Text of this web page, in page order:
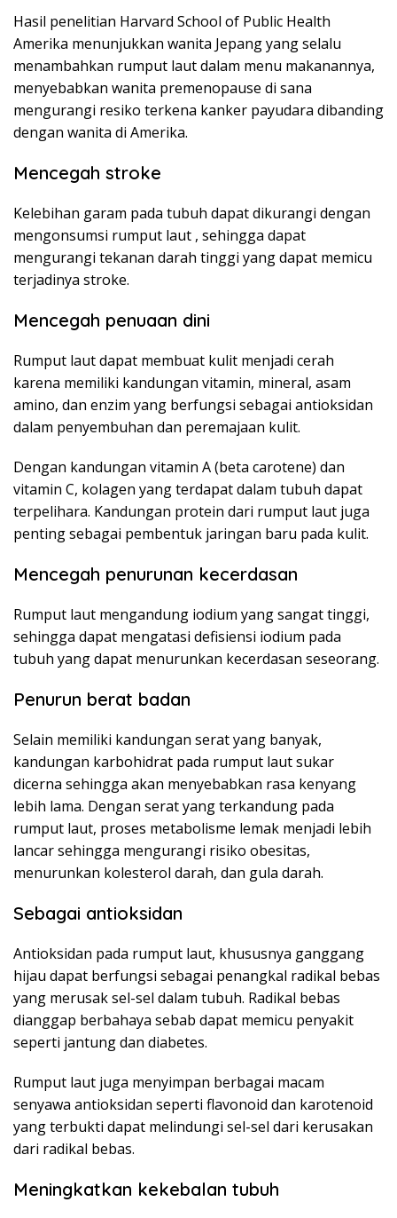
Hasil penelitian Harvard School of Public Health
Amerika menunjukkan wanita Jepang yang selalu
menambahkan rumput laut dalam menu makanannya,
menyebabkan wanita premenopause di sana
mengurangi resiko terkena kanker payudara dibanding
dengan wanita di Amerika.
Mencegah stroke
Kelebihan garam pada tubuh dapat dikurangi dengan
mengonsumsi rumput laut , sehingga dapat
mengurangi tekanan darah tinggi yang dapat memicu
terjadinya stroke.
Mencegah penuaan dini
Rumput laut dapat membuat kulit menjadi cerah
karena memiliki kandungan vitamin, mineral, asam
amino, dan enzim yang berfungsi sebagai antioksidan
dalam penyembuhan dan peremajaan kulit.
Dengan kandungan vitamin A (beta carotene) dan
vitamin C, kolagen yang terdapat dalam tubuh dapat
terpelihara. Kandungan protein dari rumput laut juga
penting sebagai pembentuk jaringan baru pada kulit.
Mencegah penurunan kecerdasan
Rumput laut mengandung iodium yang sangat tinggi,
sehingga dapat mengatasi defisiensi iodium pada
tubuh yang dapat menurunkan kecerdasan seseorang.
Penurun berat badan
Selain memiliki kandungan serat yang banyak,
kandungan karbohidrat pada rumput laut sukar
dicerna sehingga akan menyebabkan rasa kenyang
lebih lama. Dengan serat yang terkandung pada
rumput laut, proses metabolisme lemak menjadi lebih
lancar sehingga mengurangi risiko obesitas,
menurunkan kolesterol darah, dan gula darah.
Sebagai antioksidan
Antioksidan pada rumput laut, khususnya ganggang
hijau dapat berfungsi sebagai penangkal radikal bebas
yang merusak sel-sel dalam tubuh. Radikal bebas
dianggap berbahaya sebab dapat memicu penyakit
seperti jantung dan diabetes.
Rumput laut juga menyimpan berbagai macam
senyawa antioksidan seperti flavonoid dan karotenoid
yang terbukti dapat melindungi sel-sel dari kerusakan
dari radikal bebas.
Meningkatkan kekebalan tubuh